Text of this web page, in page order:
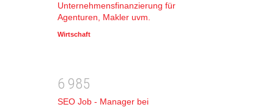
Unternehmensfinanzierung für
Agenturen, Makler uvm.
Wirtschaft
6 985
SEO Job - Manager bei